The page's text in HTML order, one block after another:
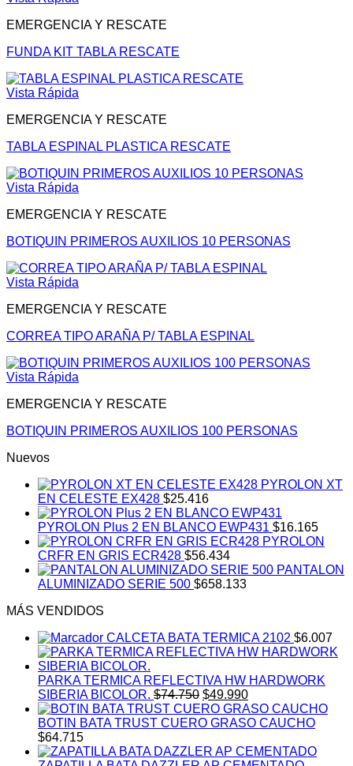
EMERGENCIA Y RESCATE
FUNDA KIT TABLA RESCATE
Vista Rápida
EMERGENCIA Y RESCATE
TABLA ESPINAL PLASTICA RESCATE
Vista Rápida
EMERGENCIA Y RESCATE
BOTIQUIN PRIMEROS AUXILIOS 10 PERSONAS
Vista Rápida
EMERGENCIA Y RESCATE
CORREA TIPO ARAÑA P/ TABLA ESPINAL
Vista Rápida
EMERGENCIA Y RESCATE
BOTIQUIN PRIMEROS AUXILIOS 100 PERSONAS
Nuevos
PYROLON XT
EN CELESTE EX428 $25.416
PYROLON Plus 2 EN BLANCO EWP431 $16.165
PYROLON
CRFR EN GRIS ECR428 $56.434
PANTALON
ALUMINIZADO SERIE 500 $658.133
MÁS VENDIDOS
CALCETA BATA TERMICA 2102 $6.007
PARKA TERMICA REFLECTIVA HW HARDWORK
SIBERIA BICOLOR. $74.750 El
precio
original
$74.750.
$49.990El
precio
actual
$49.990.
BOTIN BATA TRUST CUERO GRASO CAUCHO
$64.715